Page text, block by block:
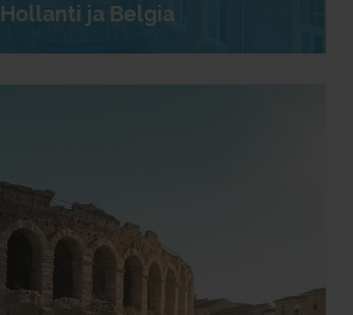
Hollanti ja Belgia